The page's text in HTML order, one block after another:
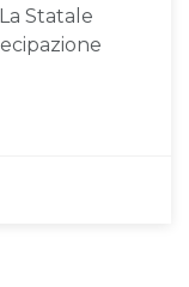
Statale